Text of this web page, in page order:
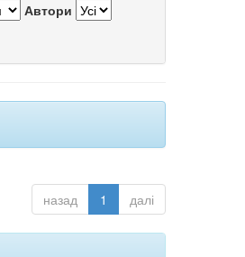
Автори
назад 1 далі